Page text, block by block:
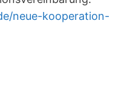
neue-kooperation-